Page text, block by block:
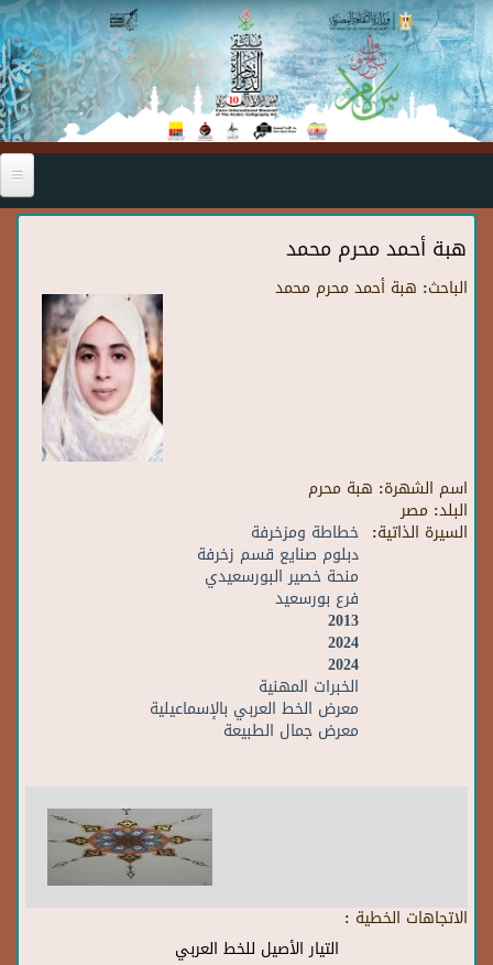
Skip to main content
هبة أحمد محرم محمد
الباحث: هبة أحمد محرم محمد
اسم الشهرة: هبة محرم
البلد: مصر
السيرة الذاتية: خطاطة ومزخرفة
دبلوم صنايع قسم زخرفة
منحة خصير البورسعيدي
فرع بورسعيد
2013
2024
2024
الخبرات المهنية
معرض الخط العربي بالإسماعيلية
معرض جمال الطبيعة
الاتجاهات الخطية :
التيار الأصيل للخط العربي